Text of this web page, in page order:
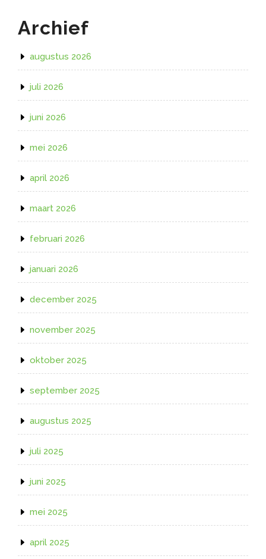
Archief
augustus 2026
juli 2026
juni 2026
mei 2026
april 2026
maart 2026
februari 2026
januari 2026
december 2025
november 2025
oktober 2025
september 2025
augustus 2025
juli 2025
juni 2025
mei 2025
april 2025